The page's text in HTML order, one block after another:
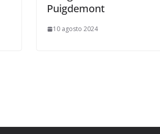
Puigdemont
10 agosto 2024